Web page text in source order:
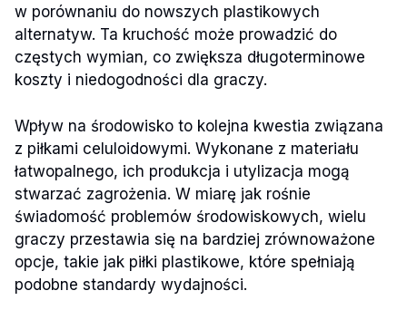
w porównaniu do nowszych plastikowych
alternatyw. Ta kruchość może prowadzić do
częstych wymian, co zwiększa długoterminowe
koszty i niedogodności dla graczy.
Wpływ na środowisko to kolejna kwestia związana
z piłkami celuloidowymi. Wykonane z materiału
łatwopalnego, ich produkcja i utylizacja mogą
stwarzać zagrożenia. W miarę jak rośnie
świadomość problemów środowiskowych, wielu
graczy przestawia się na bardziej zrównoważone
opcje, takie jak piłki plastikowe, które spełniają
podobne standardy wydajności.